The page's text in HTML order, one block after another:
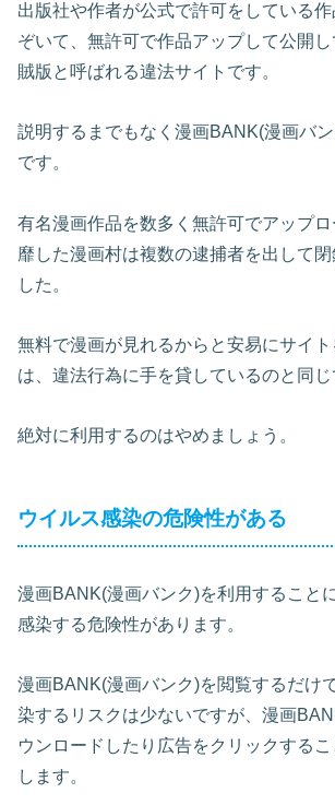
出版社や作者が公式で許可をしている
ぞいて、無許可で作品アップして公開
賊版と呼ばれる違法サイトです。
説明するまでもなく漫画BANK(漫画バ
です。
有名漫画作品を数多く無許可でアップ
靡した漫画村は複数の逮捕者を出して
した。
無料で漫画が見れるからと安易にサイ
は、違法行為に手を貸しているのと同じ
絶対に利用するのはやめましょう。
ウイルス感染の危険性がある
漫画BANK(漫画バンク)を利用すること
感染する危険性があります。
漫画BANK(漫画バンク)を閲覧するだけ
染するリスクは少ないですが、漫画
ウンロードしたり広告をクリックする
します。